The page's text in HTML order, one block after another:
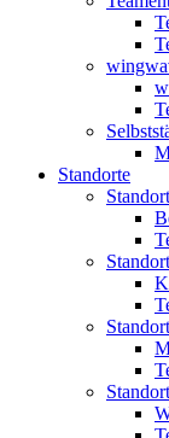
Standorte